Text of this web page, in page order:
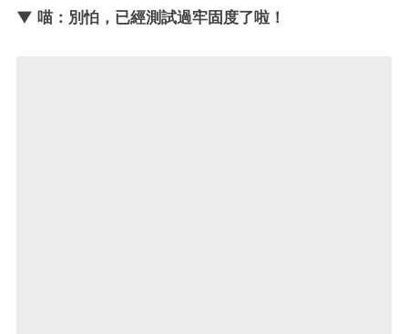
▼ 喵：別怕，已經測試過牢固度了啦！